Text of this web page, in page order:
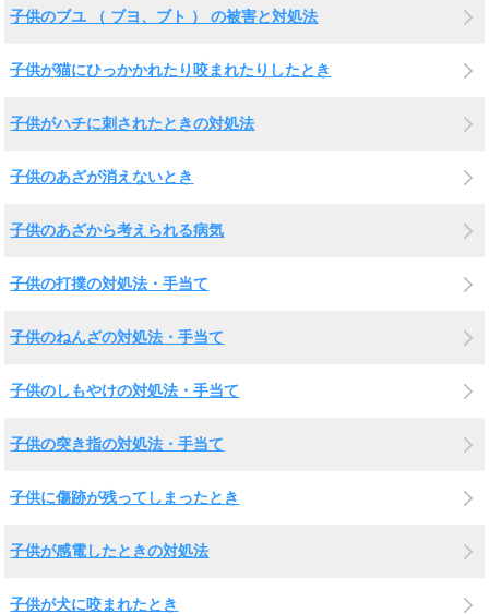
子供のブユ （ ブヨ、ブト ） の被害と対処法
子供が猫にひっかかれたり咬まれたりしたとき
子供がハチに刺されたときの対処法
子供のあざが消えないとき
子供のあざから考えられる病気
子供の打撲の対処法・手当て
子供のねんざの対処法・手当て
子供のしもやけの対処法・手当て
子供の突き指の対処法・手当て
子供に傷跡が残ってしまったとき
子供が感電したときの対処法
子供が犬に咬まれたとき